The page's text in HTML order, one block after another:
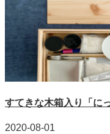
すてきな木箱入り「に
2020-08-01